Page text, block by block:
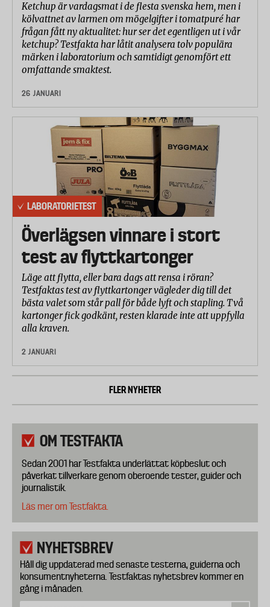
Ketchup är vardagsmat i de flesta svenska hem, men i
kölvattnet av larmen om mögelgifter i tomatpuré har
frågan fått ny aktualitet: hur ser det egentligen ut i vår
ketchup? Testfakta har låtit analysera tolv populära
märken i laboratorium och samtidigt genomfört ett
omfattande smaktest.
26 JANUARI
LABORATORIETEST
Överlägsen vinnare i stort
test av flyttkartonger
Läge att flytta, eller bara dags att rensa i röran?
Testfaktas test av flyttkartonger vägleder dig till det
bästa valet som står pall för både lyft och stapling. Två
kartonger fick godkänt, resten klarade inte att uppfylla
alla kraven.
2 JANUARI
FLER NYHETER
OM TESTFAKTA
Sedan 2001 har Testfakta underlättat köpbeslut och
påverkat tillverkare genom oberoende tester, guider och
journalistik.
Läs mer om Testfakta.
NYHETSBREV
Håll dig uppdaterad med senaste testerna, guiderna och
konsumentnyheterna. Testfaktas nyhetsbrev kommer en
gång i månaden.